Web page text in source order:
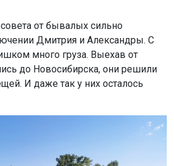
тяжеленые 20 камер для колёс,
велосипедов, которые Дмитрий
Подножки от транспортных
пути. Они просто не держали